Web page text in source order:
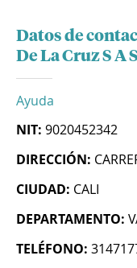
Datos de
De La Cruz S A S
Ayuda
NIT: 9020452342
DIRECCIÓN:
CIUDAD: CALI
DEPARTAMENTO:
TELÉFONO: